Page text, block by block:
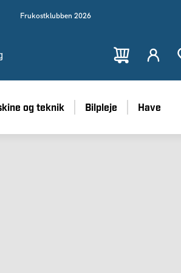
Frukostklubben 2026
og teknik Bilpleje Have